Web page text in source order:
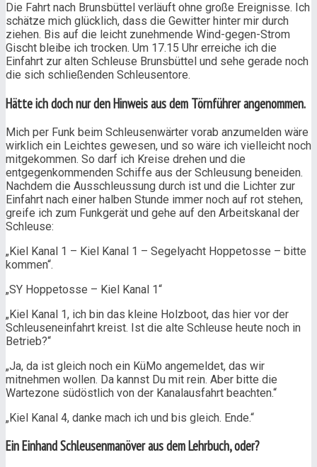
Die Fahrt nach Brunsbüttel verläuft ohne große Ereignisse. Ich
schätze mich glücklich, dass die Gewitter hinter mir durch
ziehen. Bis auf die leicht zunehmende Wind-gegen-Strom
Gischt bleibe ich trocken. Um 17.15 Uhr erreiche ich die
Einfahrt zur alten Schleuse Brunsbüttel und sehe gerade noch
die sich schließenden Schleusentore.
Hätte ich doch nur den Hinweis aus dem Törnführer angenommen.
Mich per Funk beim Schleusenwärter vorab anzumelden wäre
wirklich ein Leichtes gewesen, und so wäre ich vielleicht noch
mitgekommen. So darf ich Kreise drehen und die
entgegenkommenden Schiffe aus der Schleusung beneiden.
Nachdem die Ausschleussung durch ist und die Lichter zur
Einfahrt nach einer halben Stunde immer noch auf rot stehen,
greife ich zum Funkgerät und gehe auf den Arbeitskanal der
Schleuse:
„Kiel Kanal 1 – Kiel Kanal 1 – Segelyacht Hoppetosse – bitte
kommen“.
„SY Hoppetosse – Kiel Kanal 1“
„Kiel Kanal 1, ich bin das kleine Holzboot, das hier vor der
Schleuseneinfahrt kreist. Ist die alte Schleuse heute noch in
Betrieb?“
„Ja, da ist gleich noch ein KüMo angemeldet, das wir
mitnehmen wollen. Da kannst Du mit rein. Aber bitte die
Wartezone südöstlich von der Kanalausfahrt beachten.“
„Kiel Kanal 4, danke mach ich und bis gleich. Ende.“
Ein Einhand Schleusenmanöver aus dem Lehrbuch, oder?